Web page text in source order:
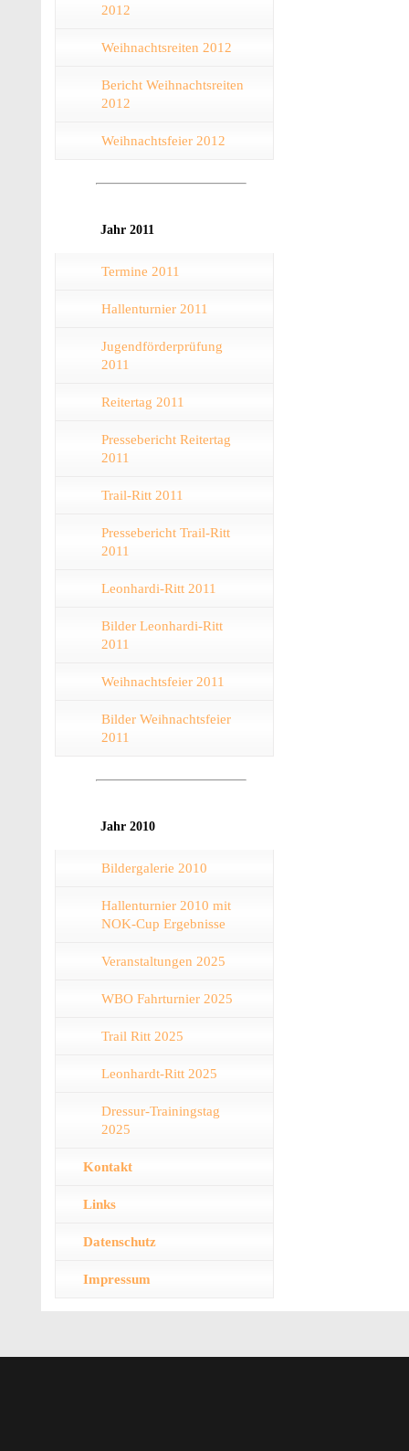
2012
Weihnachtsreiten 2012
Bericht Weihnachtsreiten
2012
Weihnachtsfeier 2012
Jahr 2011
Termine 2011
Hallenturnier 2011
Jugendförderprüfung
2011
Reitertag 2011
Pressebericht Reitertag
2011
Trail-Ritt 2011
Pressebericht Trail-Ritt
2011
Leonhardi-Ritt 2011
Bilder Leonhardi-Ritt
2011
Weihnachtsfeier 2011
Bilder Weihnachtsfeier
2011
Jahr 2010
Bildergalerie 2010
Hallenturnier 2010 mit
NOK-Cup Ergebnisse
Veranstaltungen 2025
WBO Fahrturnier 2025
Trail Ritt 2025
Leonhardt-Ritt 2025
Dressur-Trainingstag
2025
Kontakt
Links
Datenschutz
Impressum